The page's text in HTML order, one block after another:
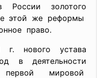
золотого
этой же реформы
право.
нового устава
в деятельности
первой мировой